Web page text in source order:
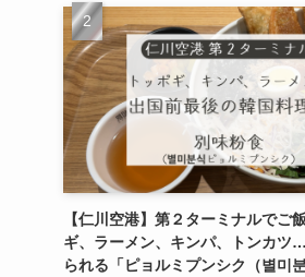
【仁川空港】第２ターミナルでご
ギ、ラーメン、キンパ、トンカツ
られる「ピョルミプンシク（별미